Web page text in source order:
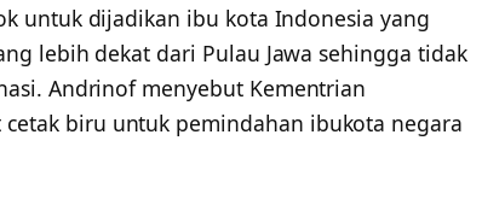
untuk dijadikan ibu kota Indonesia yang
lebih dekat dari Pulau Jawa sehingga tidak
Andrinof menyebut Kementrian
cetak biru untuk pemindahan ibukota negara